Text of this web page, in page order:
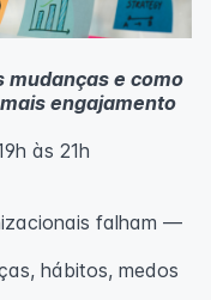
realizadas com
celular
realizar o curso
20 inscritos.
mudanças e como
engajamento
às 21h
falham —
hábitos, medos